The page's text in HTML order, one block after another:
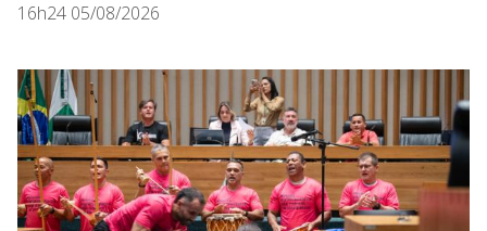
16h24 05/08/2026